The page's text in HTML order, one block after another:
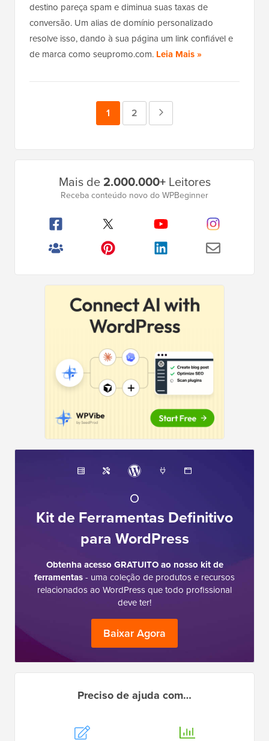
destino pareça spam e diminua suas taxas de
conversão. Um alias de domínio personalizado
resolve isso, dando à sua página um link confiável e
de marca como seupromo.com. Leia Mais »
Página
1 Página
2
Mais de2.000.000+Leitores
Receba conteúdo novo do WPBeginner
O
Kit de Ferramentas Definitivo
para WordPress
Obtenha acesso GRATUITO ao nosso kit de
ferramentas- uma coleção de produtos e recursos
relacionados ao WordPress que todo profissional
deve ter!
Baixar Agora
Preciso de ajuda com…